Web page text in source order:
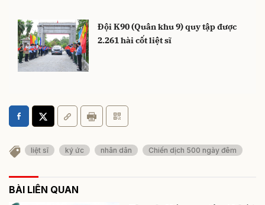
Đội K90 (Quân khu 9) quy tập được
2.261 hài cốt liệt sĩ
liệt sĩ ký ức nhân dân Chiến dịch 500 ngày đêm
BÀI LIÊN QUAN